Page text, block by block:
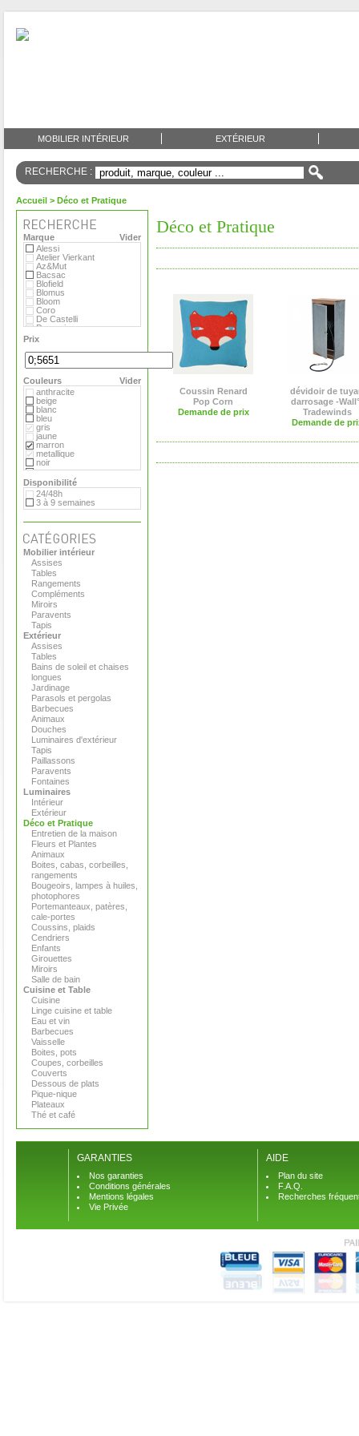
MOBILIER INTÉRIEUR EXTÉRIEUR
RECHERCHE :
Accueil > Déco et Pratique
Vider
Marque
Alessi
Atelier Vierkant
Az&Mut
Bacsac
Blofield
Blomus
Bloom
Coro
De Castelli
Domani
Emu
Eternit
Eva Solo
Extremis
Fermob
Flora
Gandia Blasco
Hay
Magis
Marimekko
Menu
Pop Corn
Rizz
Royal VKB
Serralunga
Stelton
Teracrea
Tradewinds
Tribu
Virages
Viteo
Prix
Vider
Couleurs
anthracite
beige
blanc
bleu
gris
jaune
marron
metallique
noir
orange
rose
rouge
transparent
vert
Disponibilité
24/48h
3 à 9 semaines
Mobilier intérieur
Assises
Tables
Rangements
Compléments
Miroirs
Paravents
Tapis
Extérieur
Assises
Tables
Bains de soleil et chaises
longues
Jardinage
Parasols et pergolas
Barbecues
Animaux
Douches
Luminaires d'extérieur
Tapis
Paillassons
Paravents
Fontaines
Luminaires
Intérieur
Extérieur
Déco et Pratique
Entretien de la maison
Fleurs et Plantes
Animaux
Boites, cabas, corbeilles,
rangements
Bougeoirs, lampes à huiles,
photophores
Portemanteaux, patères,
cale-portes
Coussins, plaids
Cendriers
Enfants
Girouettes
Miroirs
Salle de bain
Cuisine et Table
Cuisine
Linge cuisine et table
Eau et vin
Barbecues
Vaisselle
Boites, pots
Coupes, corbeilles
Couverts
Dessous de plats
Pique-nique
Plateaux
Thé et café
Déco et Pratique
Coussin Renard
Pop Corn
Demande de prix
dévidoir de
darrosage -
Tradewinds
Demande de
GARANTIES
Nos garanties
Conditions générales
Mentions légales
Vie Privée
AIDE
Plan du site
F.A.Q.
Recherches